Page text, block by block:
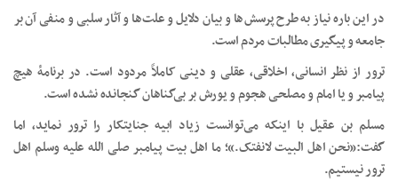
در این باره نیاز به طرح پرسش‌ها و بیان دلایل و علت‌ها و آثار سلبی و منفی آن بر
جامعه و پیگیری مطالبات مردم است.
ترور از نظر انسانی، اخلاقی، عقلی و دینی کاملاً مردود است. در برنامۀ هیچ
پیامبر و یا امام و مصلحی هجوم و یورش بر بی‌گناهان گنجانده نشده است.
مسلم بن عقیل با اینکه می‌توانست زیاد ابیه جنایتکار را ترور نماید، اما
گفت:«نحن اهل البیت لانفتک.»؛ ما اهل بیت پیامبر صلی الله علیه وسلم اهل
ترور نیستیم.